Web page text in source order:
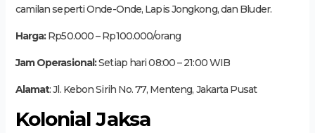
camilan seperti Onde-Onde, Lapis Jongkong, dan Bluder.
Harga:Rp50.000 – Rp100.000/orang
Jam Operasional:Setiap hari 08:00 – 21:00 WIB
Alamat: Jl. Kebon Sirih No. 77, Menteng, Jakarta Pusat
Kolonial Jaksa